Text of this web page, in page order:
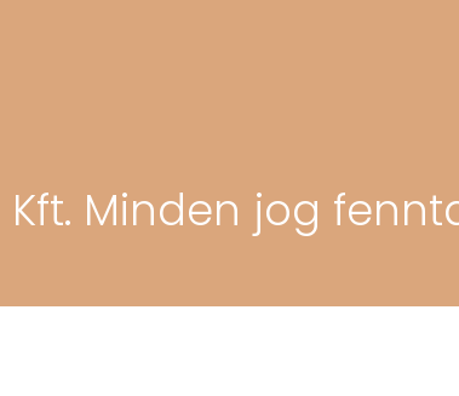
Minden jog